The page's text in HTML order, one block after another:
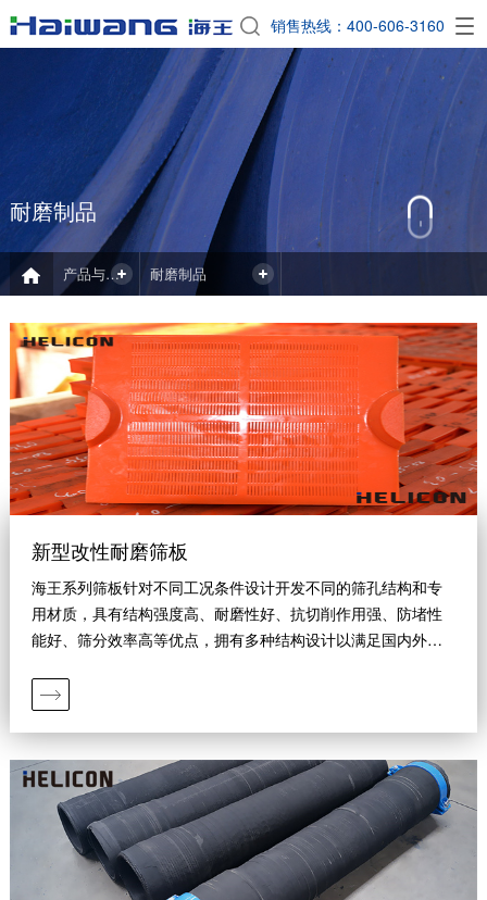
销售热线：400-606-3160
EN 
耐磨制品
产品与应用 耐磨制品
新型改性耐磨筛板
海王系列筛板针对不同工况条件设计开发不同的筛孔结构和专
用材质，具有结构强度高、耐磨性好、抗切削作用强、防堵性
能好、筛分效率高等优点，拥有多种结构设计以满足国内外多